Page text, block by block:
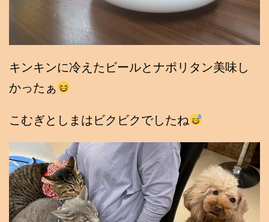
キンキンに冷えたビールとナポリタン美味し
かったぁ
こむぎとしまはビクビクでしたね